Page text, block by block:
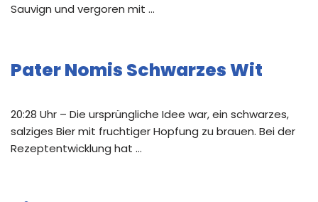
Sauvign und vergoren mit …
Pater Nomis Schwarzes Wit
20:28 Uhr – Die ursprüngliche Idee war, ein schwarzes,
salziges Bier mit fruchtiger Hopfung zu brauen. Bei der
Rezeptentwicklung hat …